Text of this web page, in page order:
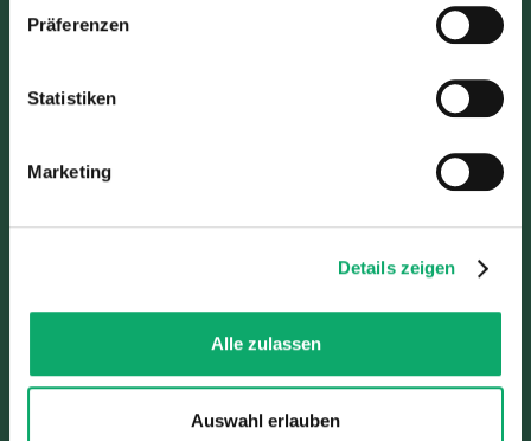
jederzeit in den Einstellungen widerrufen oder anpassen.
Weitere Informationen über die Verarbeitung Ihrer Daten
Präferenzen
Statistiken
Marketing
Details zeigen
Alle zulassen
Auswahl erlauben